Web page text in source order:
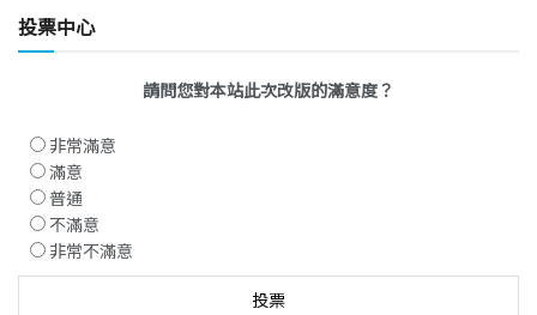
投票中心
請問您對本站此次改版的滿意度？
非常滿意
滿意
普通
不滿意
非常不滿意